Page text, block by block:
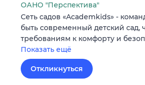
ОАНО "Перспектива"
Сеть садов «Academkids» -
быть современный детский сад,
требованиям к комфорту и
Показать ещё
Откликнуться